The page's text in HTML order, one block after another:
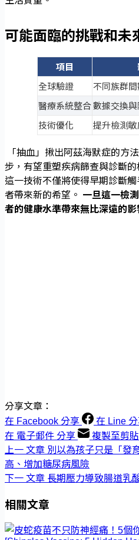
可能面臨的挑戰和未
項目
全球驗證
不同族群
醫療系統整合數據交換
技術優化
提升檢測
「抽血」揪出阿茲海默症的方
步，有望重塑疾病篩查與診斷的
這一技術不僅將使得早期診斷
者帶來新的希望。 一旦這一檢
者的健康水準帶來無比深遠的
分享文章：
在 Facebook 分享
在 Line
在 電子郵件 分享
複製至剪
上一 文章 別以為孩子只是「發
高、增加糖尿病風險
下一 文章 長期壓力導致腸道乳
相關文章